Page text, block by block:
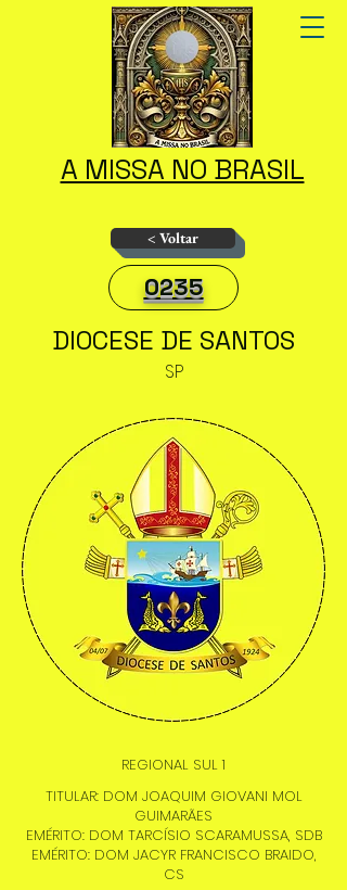
A MISSA NO BRASIL
< Voltar
0235
DIOCESE DE SANTOS
SP
REGIONAL SUL 1
TITULAR: DOM JOAQUIM GIOVANI MOL
GUIMARÃES
EMÉRITO: DOM TARCÍSIO SCARAMUSSA, SDB
EMÉRITO: DOM JACYR FRANCISCO BRAIDO,
CS